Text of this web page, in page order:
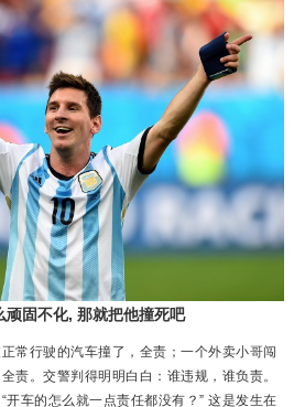
怕的，因为所有的科学创造都是基于人类对
意承担风险，社会是不会进步的。他认为，
站...
顽固不化, 那就把他撞死吧
常行驶的汽车撞了，全责；一个外卖小哥闯
责。交警判得明明白白：谁违规，谁负责。
开车的怎么就一点责任都没有？” 这是发生在